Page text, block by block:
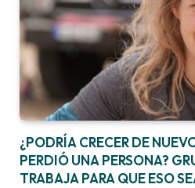
¿PODRÍA CRECER DE
PERDIÓ UNA PERSONA?
TRABAJA PARA QUE ESO